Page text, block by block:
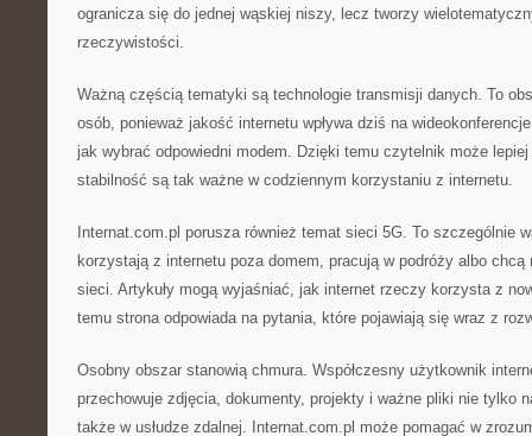
ogranicza się do jednej wąskiej niszy, lecz tworzy
rzeczywistości.
Ważną częścią tematyki są technologie transmisji danych. To
osób, ponieważ jakość internetu wpływa dziś na
jak wybrać odpowiedni modem. Dzięki temu czytelnik może
stabilność są tak ważne w codziennym korzystaniu z internetu.
Internat.com.pl porusza również temat sieci 5G. To szczególnie
korzystają z internetu poza domem, pracują w podróży albo
sieci. Artykuły mogą wyjaśniać, jak internet rzeczy korzysta z
temu strona odpowiada na pytania, które pojawiają się wraz z
Osobny obszar stanowią chmura. Współczesny użytkownik
przechowuje zdjęcia, dokumenty, projekty i ważne pliki nie tylko
także w usłudze zdalnej. Internat.com.pl może pomagać w